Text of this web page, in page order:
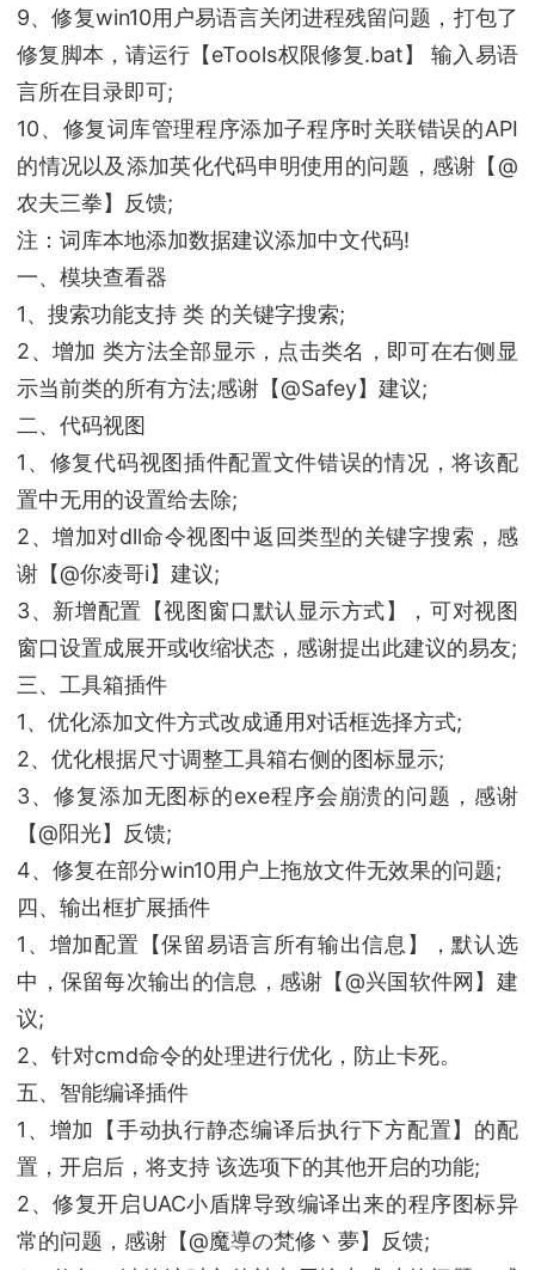
9、修复win10用户易语言关闭进程残留问题，打包了
修复脚本，请运行【eTools权限修复.bat】 输入易语
言所在目录即可;
10、修复词库管理程序添加子程序时关联错误的API
的情况以及添加英化代码申明使用的问题，感谢【@
农夫三拳】反馈;
注：词库本地添加数据建议添加中文代码!
一、模块查看器
1、搜索功能支持 类 的关键字搜索;
2、增加 类方法全部显示，点击类名，即可在右侧显
示当前类的所有方法;感谢【@Safey】建议;
二、代码视图
1、修复代码视图插件配置文件错误的情况，将该配
置中无用的设置给去除;
2、增加对dll命令视图中返回类型的关键字搜索，感
谢【@你凌哥i】建议;
3、新增配置【视图窗口默认显示方式】，可对视图
窗口设置成展开或收缩状态，感谢提出此建议的易友;
三、工具箱插件
1、优化添加文件方式改成通用对话框选择方式;
2、优化根据尺寸调整工具箱右侧的图标显示;
3、修复添加无图标的exe程序会崩溃的问题，感谢
【@阳光】反馈;
4、修复在部分win10用户上拖放文件无效果的问题;
四、输出框扩展插件
1、增加配置【保留易语言所有输出信息】，默认选
中，保留每次输出的信息，感谢【@兴国软件网】建
议;
2、针对cmd命令的处理进行优化，防止卡死。
五、智能编译插件
1、增加【手动执行静态编译后执行下方配置】的配
置，开启后，将支持 该选项下的其他开启的功能;
2、修复开启UAC小盾牌导致编译出来的程序图标异
常的问题，感谢【@魔導の梵修丶夢】反馈;